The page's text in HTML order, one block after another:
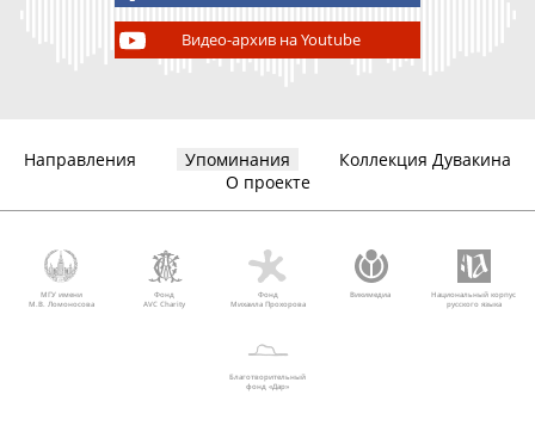
Видео-архив на Youtube
Направления Упоминания
Коллекция Дувакина
О проекте
МГУ имени
М.В. Ломоносова
Фонд
AVC Charity
Фонд
Михаила Прохорова
Викимедиа
Национальный корпус
русского языка
Благотворительный
фонд «Дар»